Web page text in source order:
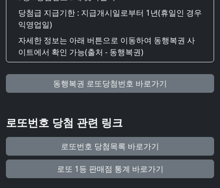
당첨급 지급기한 : 지급개시일로부터 1년(휴일인 경우
익영업일)
자세한 정보는 아래 버튼으로 이동하여 동행복권 사
이트에서 확인 가능(출처 - 동행복권)
동행복권 로또당첨번호 바로가기
로또번호 당첨 관련 링크
로또번호 당첨목록 바로가기
로또 1등 판매점 통계 바로가기